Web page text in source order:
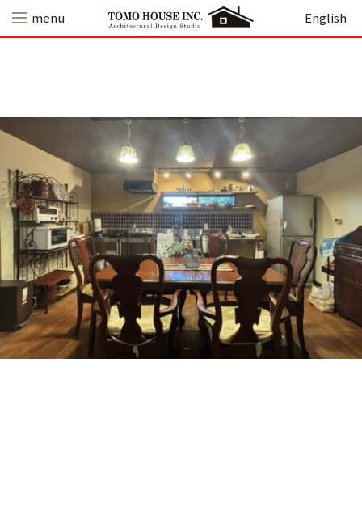
content
menu English